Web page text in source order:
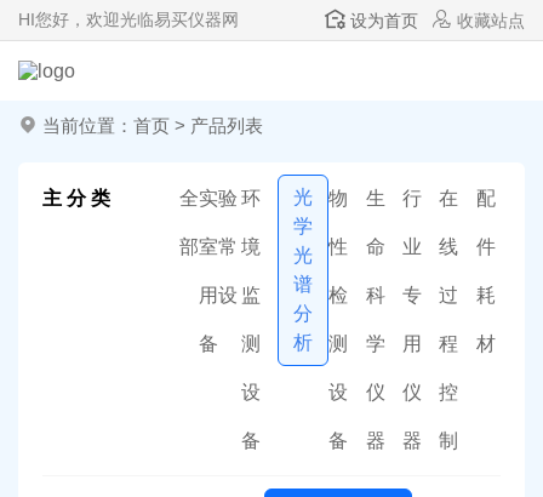
HI您好，欢迎光临易买仪器网 设为首页 收藏站点
当前位置： 首页 > 产品列表
主 分 类 全
部
实验
室常
用设
备
环
境
监
测
设
备
光
学
光
谱
分
析
物
性
检
测
设
备
生
命
科
学
仪
器
行
业
专
用
仪
器
在
线
过
程
控
制
配
件
耗
材